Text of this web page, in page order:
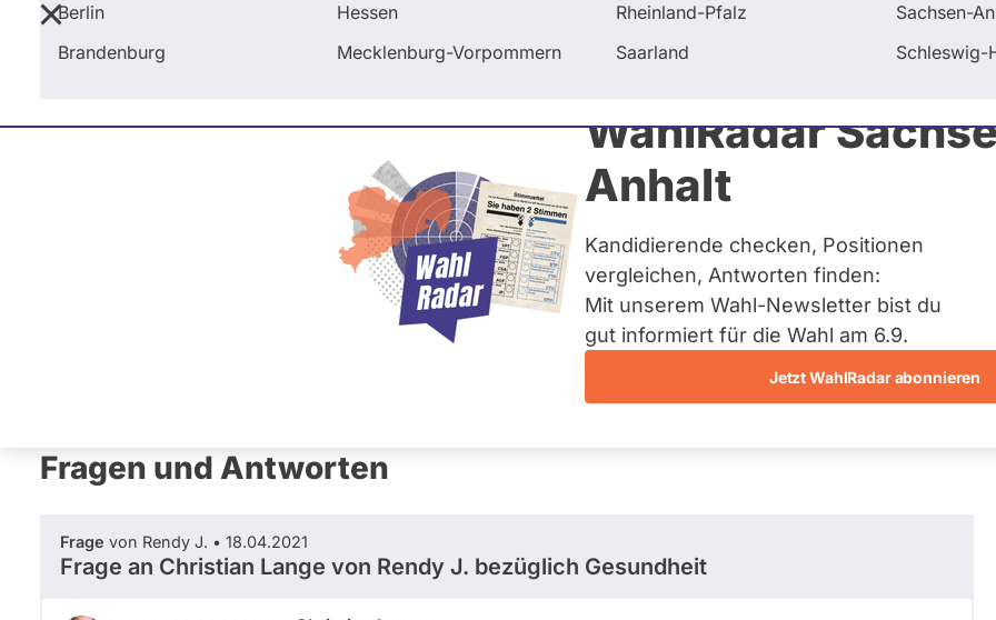
Berlin
Brandenburg
Hessen
Mecklenburg-Vorpommern
Rheinland-Pfalz
Saarland
Sachsen-
Schleswig-
Suche
WahlRadar
Anhalt
Kandidierende checken, Positionen
vergleichen, Antworten finden:
Mit unserem Wahl-Newsletter bist du
gut informiert für die Wahl am 6.9.
Jetzt WahlRadar abonnieren
Startseite Frage stellen Christian Lange
Christian Lange
Dieser Politiker hat kein aktuelles und kein zukünftiges
Mandat und keine Direktandidatur auf Landes-, Bundes-
oder EU-Ebene. Mögliche Kandidaturen über eine
Wahlliste werden bei uns nicht erfasst.
Fragen und Antworten
Frage von Rendy J. • 18.04.2021
Frage an Christian Lange von Rendy J. bezüglich Gesundheit